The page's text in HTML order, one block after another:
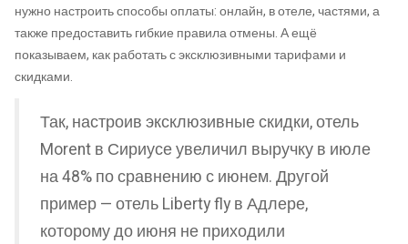
нужно настроить способы оплаты: онлайн, в отеле, частями, а
также предоставить гибкие правила отмены. А ещё
показываем, как работать с эксклюзивными тарифами и
скидками.
Так, настроив эксклюзивные скидки, отель
Morent в Сириусе увеличил выручку в июле
на 48% по сравнению с июнем. Другой
пример — отель Liberty fly в Адлере,
которому до июня не приходили